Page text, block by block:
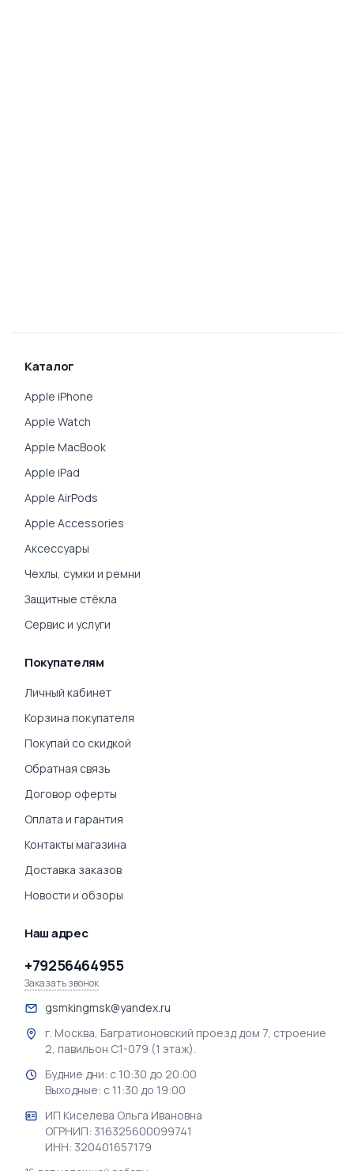
Каталог
Apple iPhone
Apple Watch
Apple MacBook
Apple iPad
Apple AirPods
Apple Accessories
Аксессуары
Чехлы, сумки и ремни
Защитные стёкла
Сервис и услуги
Покупателям
Личный кабинет
Корзина покупателя
Покупай со скидкой
Обратная связь
Договор оферты
Оплата и гарантия
Контакты магазина
Доставка заказов
Новости и обзоры
Наш адрес
+79256464955
Заказать звонок
gsmkingmsk@yandex.ru
г. Москва, Багратионовский проезд дом 7, строение
2, павильон С1-079 (1 этаж).
Будние дни: с 10:30 до 20:00
Выходные: с 11:30 до 19:00
ИП Киселева Ольга Ивановна
ОГРНИП: 316325600099741
ИНН: 320401657179